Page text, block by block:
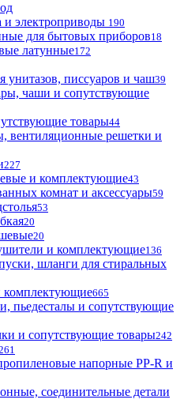
и электроприводы 190
для бытовых приборов18
латунные172
унитазов, писсуаров и чаш39
чаши и сопутствующие
товары44
вентиляционные решетки и
227
и комплектующие43
комнат и аксессуары59
53
20
20
и комплектующие136
шланги для стиральных
комплектующие665
пьедесталы и сопутствующие
и сопутствующие товары242
напорные PP-R и
соединительные детали